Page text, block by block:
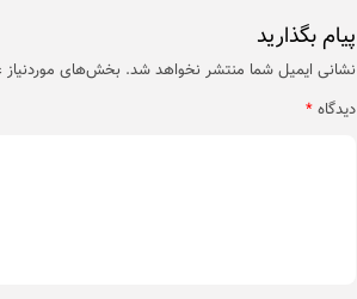
پیام بگذارید
نشانی ایمیل شما منتشر نخواهد شد. بخش‌های موردنیاز
دیدگاه *